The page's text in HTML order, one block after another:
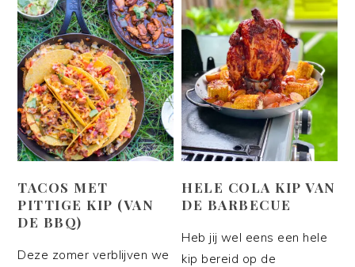
TACOS MET
PITTIGE KIP (VAN
DE BBQ)
Deze zomer verblijven we
HELE COLA KIP VAN
DE BARBECUE
Heb jij wel eens een hele
kip bereid op de